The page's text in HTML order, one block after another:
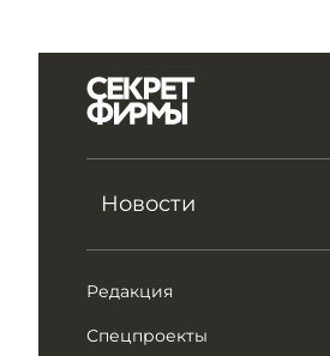
Новости
Редакция
Спецпроекты